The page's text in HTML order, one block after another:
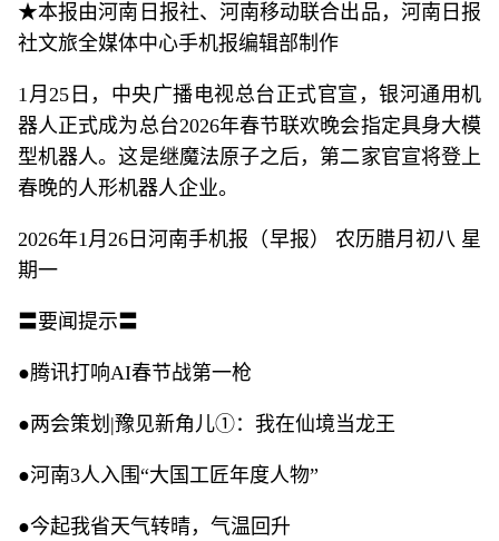
★本报由河南日报社、河南移动联合出品，河南日报
社文旅全媒体中心手机报编辑部制作
1月25日，中央广播电视总台正式官宣，银河通用机
器人正式成为总台2026年春节联欢晚会指定具身大模
型机器人。这是继魔法原子之后，第二家官宣将登上
春晚的人形机器人企业。
2026年1月26日河南手机报（早报） 农历腊月初八 星
期一
〓要闻提示〓
●腾讯打响AI春节战第一枪
●两会策划|豫见新角儿①：我在仙境当龙王
●河南3人入围“大国工匠年度人物”
●今起我省天气转晴，气温回升